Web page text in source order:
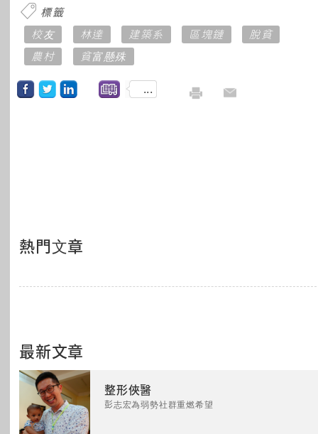
標籤
校友
林達 建築系 區塊鏈
脫貧
農村
貧富懸殊
...
熱門文章
最新文章
整形俠醫
彭志宏為弱勢社群重燃希望